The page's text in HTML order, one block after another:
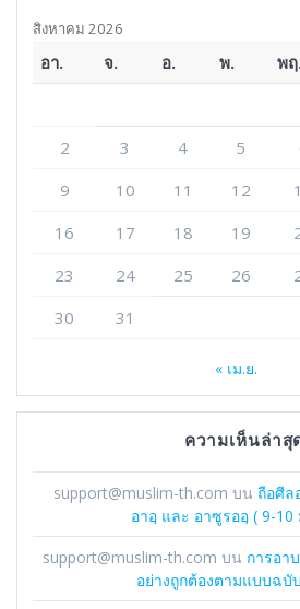
สิงหาคม 2026
อา. จ. อ. พ. พ
2
3 4 5
9
10 11 12
16
17 18 19
23
24 25 26
30
31
« เม.ย.
ความเห็นล่าสุ
support@muslim-th.com บน ถือศีล
อาอฺ และ อาซูรออฺ ( 9-10
support@muslim-th.com บน การอา
อย่างถูกต้องตามแบบฉ